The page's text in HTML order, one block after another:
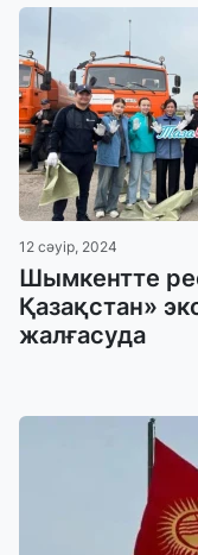
12 сәуір, 2024
Шымкентте
Қазақстан»
жалғасуда